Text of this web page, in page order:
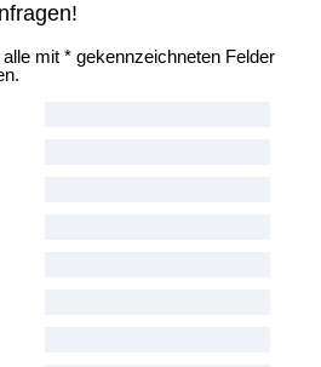
mit * gekennzeichneten Felder